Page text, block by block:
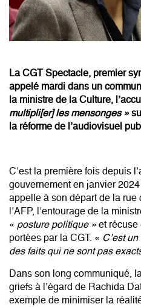
La CGT Spectacle, premier
appelé mardi dans un
la ministre de la Culture,
multipli[er] les mensonges »
la réforme de l’audiovisuel
C’est la première fois depuis
gouvernement en janvier
appelle à son départ de la rue
l’AFP, l’entourage de la
« posture politique » et récuse
portées par la CGT. « C’est
des faits qui ne sont pas
Dans son long communiqué,
griefs à l’égard de Rachida
exemple de minimiser la